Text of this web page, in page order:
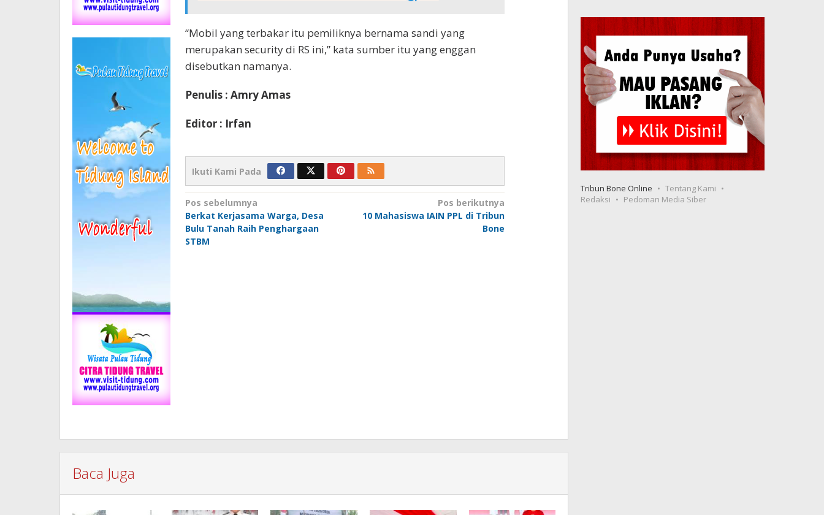
“Mobil yang terbakar itu pemiliknya bernama sandi yang
merupakan security di RS ini,” kata sumber itu yang enggan
disebutkan namanya.
Penulis : Amry Amas
Editor : Irfan
Ikuti Kami Pada
Navigasi
pos
Pos sebelumnya
Berkat Kerjasama Warga, Desa
Bulu Tanah Raih Penghargaan
STBM
Pos berikutnya
10 Mahasiswa IAIN PPL di Tribun
Bone
Baca Juga
Tribun Bone Online
Tentang Kami
Redaksi
Pedoman Media Siber